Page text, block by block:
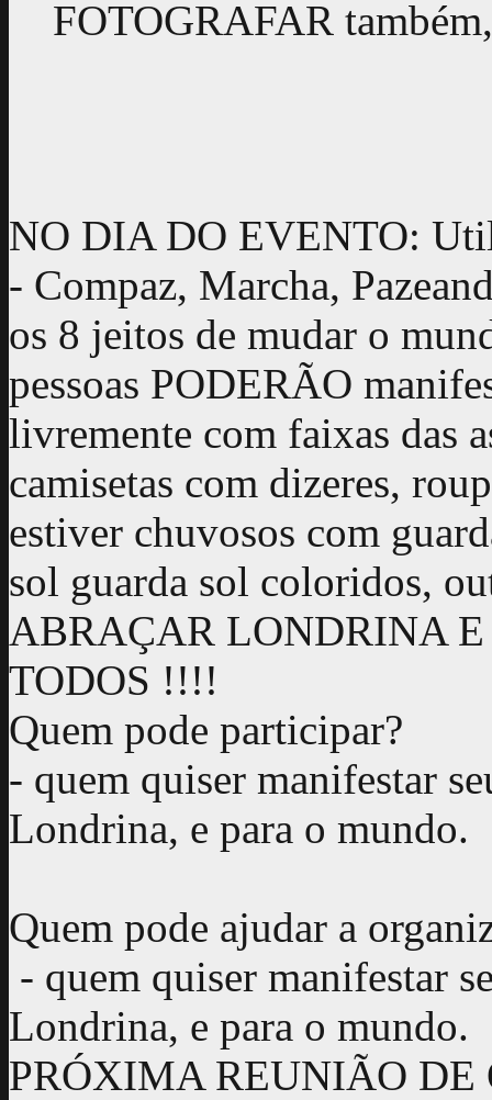
FOTOGRAFAR
NO DIA DO EVENTO:
- Compaz, Marcha,
os 8 jeitos de mudar o
pessoas PODERÃO
livremente com faixas das
camisetas com dizeres,
estiver chuvosos com
sol guarda sol coloridos,
ABRAÇAR LONDRINA
TODOS !!!!
Quem pode participar?
- quem quiser manifestar
Londrina, e para o mundo.
Quem pode ajudar a
- quem quiser manifestar
Londrina, e para o mundo.
PRÓXIMA REUNIÃO